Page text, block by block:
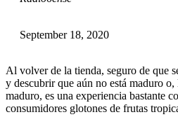
September 18, 2020
Al volver de la tienda, seguro de que
y descubrir que aún no está maduro o,
maduro, es una experiencia bastante
consumidores glotones de frutas